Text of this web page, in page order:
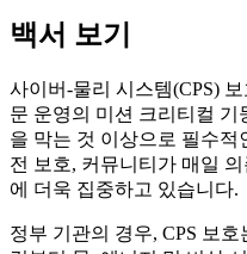
백서 보기
사이버-물리 시스템(CPS)
문 운영의 미션 크리티컬
을 막는 것 이상으로 필수
전 보호, 커뮤니티가 매일
에 더욱 집중하고 있습니다.
정부 기관의 경우, CPS 보